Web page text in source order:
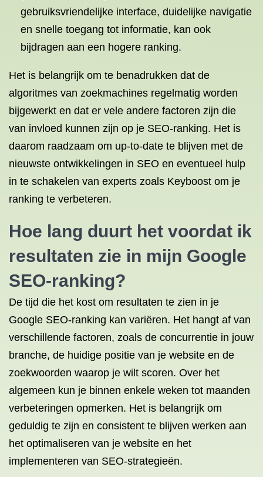
gebruiksvriendelijke interface, duidelijke navigatie
en snelle toegang tot informatie, kan ook
bijdragen aan een hogere ranking.
Het is belangrijk om te benadrukken dat de
algoritmes van zoekmachines regelmatig worden
bijgewerkt en dat er vele andere factoren zijn die
van invloed kunnen zijn op je SEO-ranking. Het is
daarom raadzaam om up-to-date te blijven met de
nieuwste ontwikkelingen in SEO en eventueel hulp
in te schakelen van experts zoals Keyboost om je
ranking te verbeteren.
Hoe lang duurt het voordat ik
resultaten zie in mijn Google
SEO-ranking?
De tijd die het kost om resultaten te zien in je
Google SEO-ranking kan variëren. Het hangt af van
verschillende factoren, zoals de concurrentie in jouw
branche, de huidige positie van je website en de
zoekwoorden waarop je wilt scoren. Over het
algemeen kun je binnen enkele weken tot maanden
verbeteringen opmerken. Het is belangrijk om
geduldig te zijn en consistent te blijven werken aan
het optimaliseren van je website en het
implementeren van SEO-strategieën.